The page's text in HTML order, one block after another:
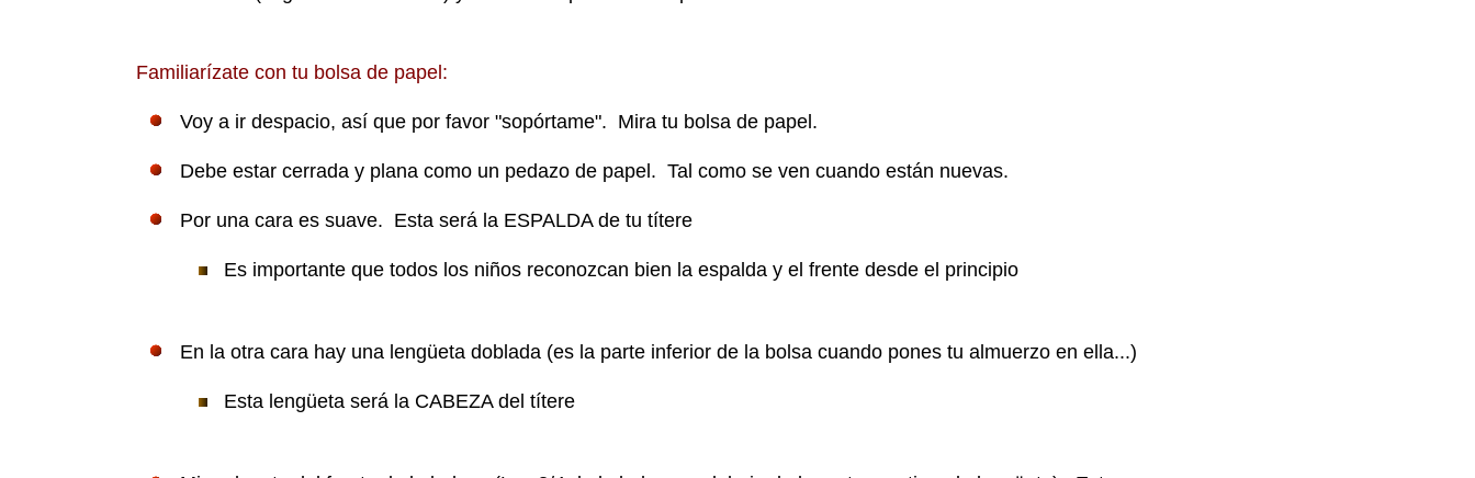
Familiarízate con tu bolsa de papel:
Voy a ir despacio, así que por favor "sopórtame". Mira tu bolsa de papel.
Debe estar cerrada y plana como un pedazo de papel. Tal como se ven cuando están nuevas.
Por una cara es suave. Esta será la ESPALDA de tu títere
Es importante que todos los niños reconozcan bien la espalda y el frente desde el principio
En la otra cara hay una lengüeta doblada (es la parte inferior de la bolsa cuando pones tu almuerzo en ella...)
Esta lengüeta será la CABEZA del títere